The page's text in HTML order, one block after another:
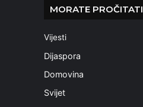
MORATE PROČITATI
Vijesti
Dijaspora
Domovina
Svijet